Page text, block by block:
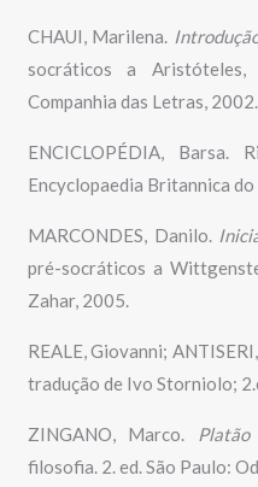
CHAUI, Marilena.
socráticos a
Companhia das Letras, 2002.
ENCICLOPÉDIA,
Encyclopaedia Britannica
MARCONDES, Danilo.
pré-socráticos a
Zahar, 2005.
REALE, Giovanni;
tradução de Ivo Storniolo;
ZINGANO, Marco.
filosofia. 2. ed. São Paulo: